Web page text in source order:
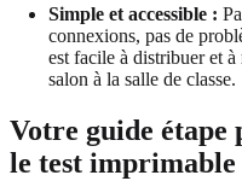
Simple et accessible :
connexions, pas de
est facile à distribuer et
salon à la salle de classe.
Votre guide
le test